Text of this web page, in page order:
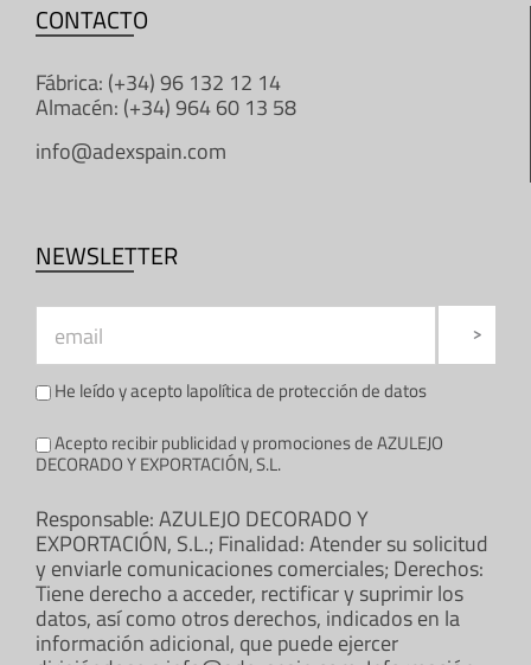
CONTACTO
Fábrica: (+34) 96 132 12 14
Almacén: (+34) 964 60 13 58
info@adexspain.com
NEWSLETTER
He leído y acepto lapolítica de protección de datos
Acepto recibir publicidad y promociones de AZULEJO
DECORADO Y EXPORTACIÓN, S.L.
Responsable: AZULEJO DECORADO Y
EXPORTACIÓN, S.L.; Finalidad: Atender su solicitud
y enviarle comunicaciones comerciales; Derechos:
Tiene derecho a acceder, rectificar y suprimir los
datos, así como otros derechos, indicados en la
información adicional, que puede ejercer